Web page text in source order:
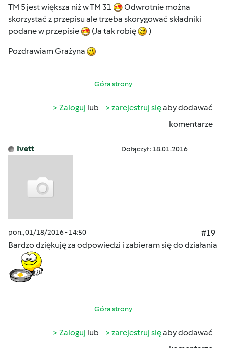
TM 5 jest większa niż w TM 31
Odwrotnie można
skorzystać z przepisu ale trzeba skorygować składniki
podane w przepisie
(Ja tak robię )
Pozdrawiam Grażyna
Góra strony
Zaloguj lub zarejestruj sięaby dodawać
komentarze
Ivett Dołączył : 18.01.2016
pon., 01/18/2016 - 14:50
#19
Bardzo dziękuję za odpowiedzi i zabieram się do działania
Góra strony
Zaloguj lub zarejestruj sięaby dodawać